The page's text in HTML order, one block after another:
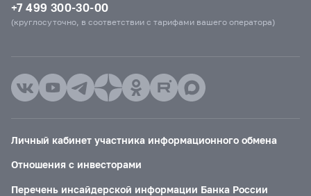
+7 499 300-30-00
(круглосуточно, в соответствии с тарифами вашего оператора)
Личный кабинет участника информационного обмена
Отношения с инвесторами
Перечень инсайдерской информации Банка России